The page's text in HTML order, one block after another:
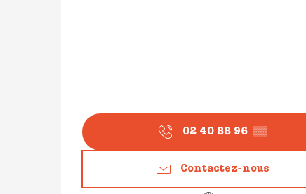
02 40 88 96 ▒▒
Contactez-nous